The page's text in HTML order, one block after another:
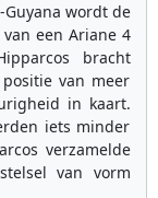
Guyana wordt de
een Ariane 4
bracht
van meer
in kaart.
iets minder
verzamelde
van vorm